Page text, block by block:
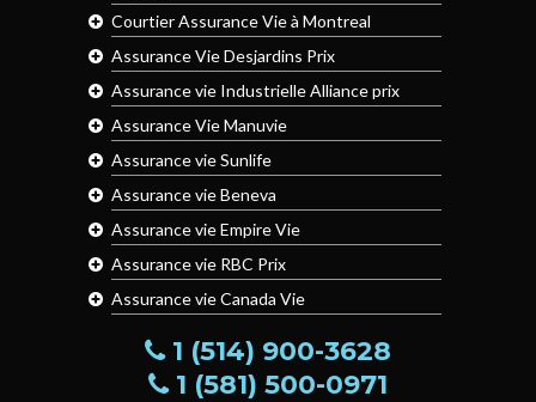
Courtier Assurance Vie à Montreal
Assurance Vie Desjardins Prix
Assurance vie Industrielle Alliance prix
Assurance Vie Manuvie
Assurance vie Sunlife
Assurance vie Beneva
Assurance vie Empire Vie
Assurance vie RBC Prix
Assurance vie Canada Vie
1 (514) 900-3628
1 (581) 500-0971